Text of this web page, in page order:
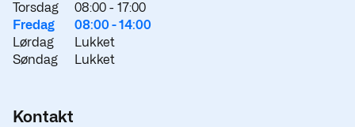
Torsdag
08:00 - 17:00
Fredag
08:00 -14:00
Lørdag
Lukket
Søndag
Lukket
Kontakt